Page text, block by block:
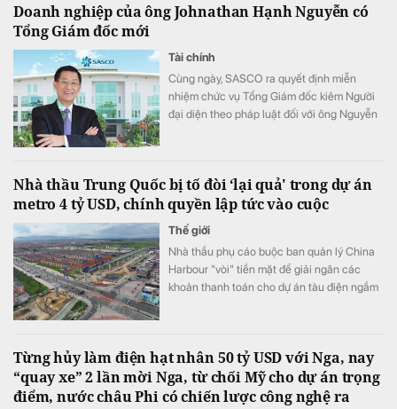
nhưng vẫn duy trì chất lượng.
Doanh nghiệp của ông Johnathan Hạnh Nguyễn có
Tổng Giám đốc mới
Tài chính
Cùng ngày, SASCO ra quyết định miễn
nhiệm chức vụ Tổng Giám đốc kiêm Người
đại diện theo pháp luật đối với ông Nguyễn
Nhà thầu Trung Quốc bị tố đòi ‘lại quả' trong dự án
metro 4 tỷ USD, chính quyền lập tức vào cuộc
Thế giới
Nhà thầu phụ cáo buộc ban quản lý China
Harbour "vòi" tiền mặt để giải ngân các
khoản thanh toán cho dự án tàu điện ngầm
Từng hủy làm điện hạt nhân 50 tỷ USD với Nga, nay
“quay xe” 2 lần mời Nga, từ chối Mỹ cho dự án trọng
điểm, nước châu Phi có chiến lược công nghệ ra